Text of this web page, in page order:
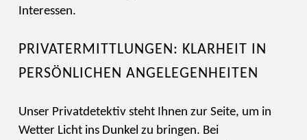
Interessen.
PRIVATERMITTLUNGEN: KLARHEIT IN
PERSÖNLICHEN ANGELEGENHEITEN
Unser Privatdetektiv steht Ihnen zur Seite, um in
Wetter Licht ins Dunkel zu bringen. Bei